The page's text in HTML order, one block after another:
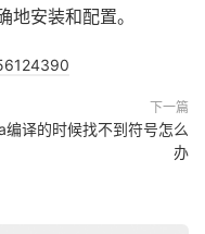
安装和配置。
下一篇
编译的时候找不到符号怎么
办